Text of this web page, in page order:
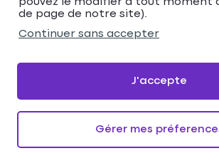
Veuillez renseigner une adresse
Me localiser
Ouvert actuellement
Les agences Matmut Pays
de page de notre site).
Continuer sans accepter
Gérer mes
J'accepte